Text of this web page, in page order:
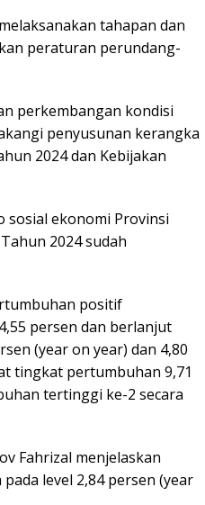
tahapan dan
peraturan perundang-
perkembangan kondisi
penyusunan kerangka
2024 dan Kebijakan
sosial ekonomi Provinsi
2024 sudah
positif
persen dan berlanjut
(year on year) dan 4,80
tingkat pertumbuhan 9,71
tertinggi ke-2 secara
Fahrizal menjelaskan
level 2,84 persen (year